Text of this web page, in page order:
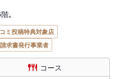
｡
ミ投稿特典対象店
求書発行事業者
コース